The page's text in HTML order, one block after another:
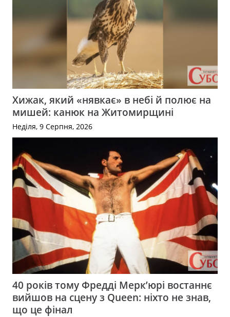
Хижак, який «нявкає» в небі й полює на
мишей: канюк на Житомирщині
Неділя, 9 Серпня, 2026
40 років тому Фредді Мерк’юрі востаннє
вийшов на сцену з Queen: ніхто не знав,
що це фінал